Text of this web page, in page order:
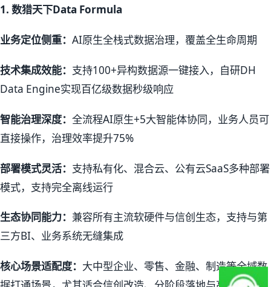
1. 数猎天下Data Formula
业务定位侧重： AI原生全栈式数据治理，覆盖全生命周期
技术集成效能： 支持100+异构数据源一键接入，自研DH
Data Engine实现百亿级数据秒级响应
智能治理深度： 全流程AI原生+5大智能体协同，业务人员可
直接操作，治理效率提升75%
部署模式灵活： 支持私有化、混合云、公有云SaaS多种部署
模式，支持完全离线运行
生态协同能力： 兼容所有主流软硬件与信创生态，支持与第
三方BI、业务系统无缝集成
核心场景适配度： 大中型企业、零售、金融、制造等全域数